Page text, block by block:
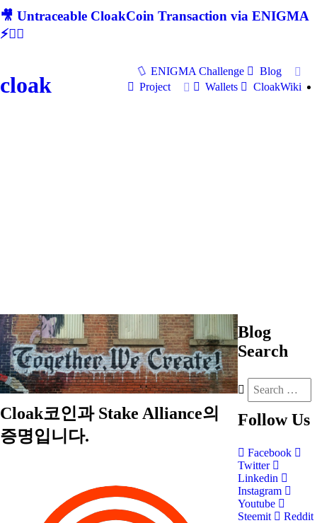
🎥 Untraceable CloakCoin Transaction via ENIGMA
⚡🕵‍♂
cloak
ENIGMA Challenge
Blog
Project
Wallets CloakWiki
Cloak코인과 Stake Alliance의
증명입니다.
Blog
Search
Follow Us
Facebook
Twitter
Linkedin
Instagram
Youtube
Steemit
Reddit